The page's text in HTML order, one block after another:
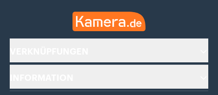
Kamera.de